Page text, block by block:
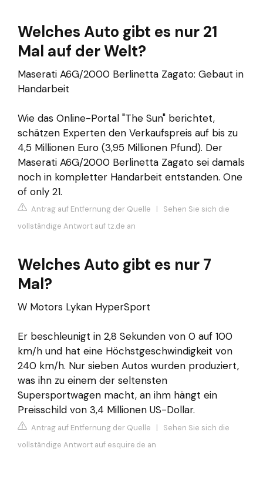
Welches Auto gibt es nur 21
Mal auf der Welt?
Maserati A6G/2000 Berlinetta Zagato: Gebaut in
Handarbeit
Wie das Online-Portal "The Sun" berichtet,
schätzen Experten den Verkaufspreis auf bis zu
4,5 Millionen Euro (3,95 Millionen Pfund). Der
Maserati A6G/2000 Berlinetta Zagato sei damals
noch in kompletter Handarbeit entstanden. One
of only 21.
Antrag auf Entfernung der Quelle | Sehen Sie sich die
vollständige Antwort auf tz.de an
Welches Auto gibt es nur 7
Mal?
W Motors Lykan HyperSport
Er beschleunigt in 2,8 Sekunden von 0 auf 100
km/h und hat eine Höchstgeschwindigkeit von
240 km/h. Nur sieben Autos wurden produziert,
was ihn zu einem der seltensten
Supersportwagen macht, an ihm hängt ein
Preisschild von 3,4 Millionen US-Dollar.
Antrag auf Entfernung der Quelle | Sehen Sie sich die
vollständige Antwort auf esquire.de an